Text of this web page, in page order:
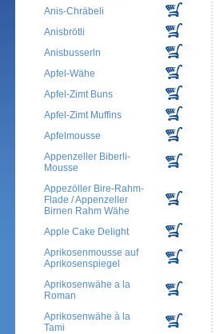
Anis-Chräbeli
Anisbrötli
Anisbusserln
Apfel-Wähe
Apfel-Zimt Buns
Apfel-Zimt Muffins
Apfelmousse
Appenzeller Biberli-
Mousse
Appezöller Bire-Rahm-
Flade / Appenzeller
Birnen Rahm Wähe
Apple Cake Delight
Aprikosenmousse auf
Aprikosenspiegel
Aprikosenwähe a la
Roman
Aprikosenwähe à la
Tami